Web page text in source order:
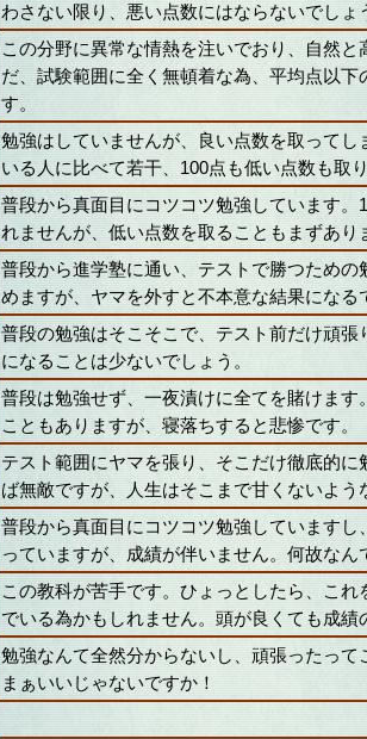
わさない限り、悪い点数にはならないでしょ
この分野に異常な情熱を注いでおり、自然
だ、試験範囲に全く無頓着な為、平均点以
す。
勉強はしていませんが、良い点数を取って
いる人に比べて若干、100点も低い点数も取
普段から真面目にコツコツ勉強しています。
れませんが、低い点数を取ることもまずあり
普段から進学塾に通い、テストで勝つため
めますが、ヤマを外すと不本意な結果になる
普段の勉強はそこそこで、テスト前だけ頑
になることは少ないでしょう。
普段は勉強せず、一夜漬けに全てを賭けま
こともありますが、寝落ちすると悲惨です。
テスト範囲にヤマを張り、そこだけ徹底的
ば無敵ですが、人生はそこまで甘くないよう
普段から真面目にコツコツ勉強しています
っていますが、成績が伴いません。何故なん
この教科が苦手です。ひょっとしたら、こ
でいる為かもしれません。頭が良くても成
勉強なんて全然分からないし、頑張ったっ
まぁいいじゃないですか！